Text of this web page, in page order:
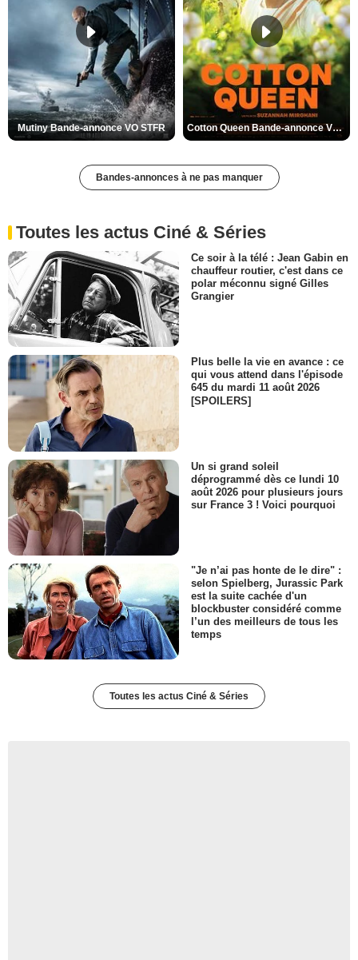
Mutiny Bande-annonce VO STFR Cotton Queen Bande-annonce VO STFR
Bandes-annonces à ne pas manquer
Toutes les actus Ciné & Séries
Ce soir à la télé : Jean Gabin en
chauffeur routier, c'est dans ce
polar méconnu signé Gilles
Grangier
Plus belle la vie en avance : ce
qui vous attend dans l'épisode
645 du mardi 11 août 2026
[SPOILERS]
Un si grand soleil
déprogrammé dès ce lundi 10
août 2026 pour plusieurs jours
sur France 3 ! Voici pourquoi
"Je n’ai pas honte de le dire" :
selon Spielberg, Jurassic Park
est la suite cachée d'un
blockbuster considéré comme
l’un des meilleurs de tous les
temps
Toutes les actus Ciné & Séries